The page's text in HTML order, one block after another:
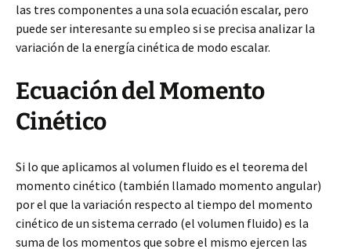
las tres componentes a una sola ecuación escalar, pero
puede ser interesante su empleo si se precisa analizar la
variación de la energía cinética de modo escalar.
Ecuación del Momento
Cinético
Si lo que aplicamos al volumen fluido es el teorema del
momento cinético (también llamado momento angular)
por el que la variación respecto al tiempo del momento
cinético de un sistema cerrado (el volumen fluido) es la
suma de los momentos que sobre el mismo ejercen las